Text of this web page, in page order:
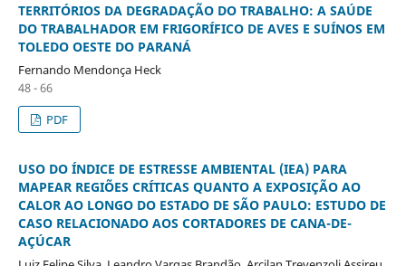
TERRITÓRIOS DA DEGRADAÇÃO DO TRABALHO: A SAÚDE
DO TRABALHADOR EM FRIGORÍFICO DE AVES E SUÍNOS EM
TOLEDO OESTE DO PARANÁ
Fernando Mendonça Heck
48 - 66
PDF
USO DO ÍNDICE DE ESTRESSE AMBIENTAL (IEA) PARA
MAPEAR REGIÕES CRÍTICAS QUANTO A EXPOSIÇÃO AO
CALOR AO LONGO DO ESTADO DE SÃO PAULO: ESTUDO DE
CASO RELACIONADO AOS CORTADORES DE CANA-DE-
AÇÚCAR